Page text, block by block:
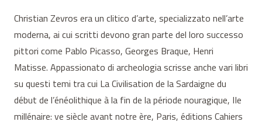
Christian Zevros era un clitico d’arte, specializzato nell’arte
moderna, ai cui scritti devono gran parte del loro successo
pittori come Pablo Picasso, Georges Braque, Henri
Matisse. Appassionato di archeologia scrisse anche vari libri
su questi temi tra cui La Civilisation de la Sardaigne du
début de l’énéolithique à la fin de la période nouragique, IIe
millénaire: ve siècle avant notre ère, Paris, éditions Cahiers